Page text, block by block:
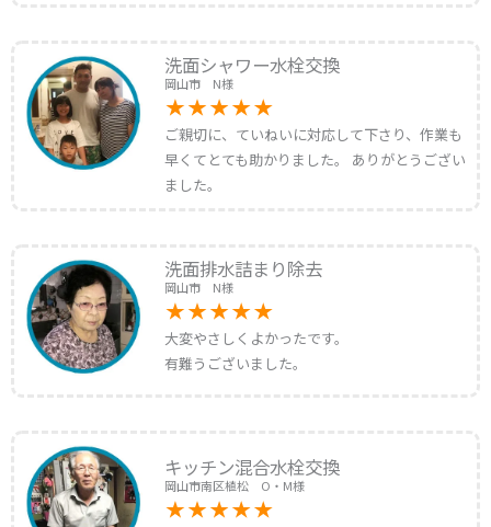
洗面シャワー水栓交換
岡山市 N様
ご親切に、ていねいに対応して下さり、作業も
早くてとても助かりました。 ありがとうござい
ました。
洗面排水詰まり除去
岡山市 N様
大変やさしくよかったです。
有難うございました。
キッチン混合水栓交換
岡山市南区植松 O・M様